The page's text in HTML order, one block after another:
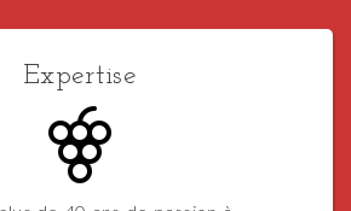
Expertise